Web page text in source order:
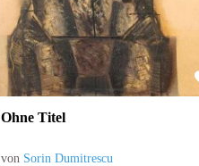
Ohne Titel
von Sorin Dumitrescu